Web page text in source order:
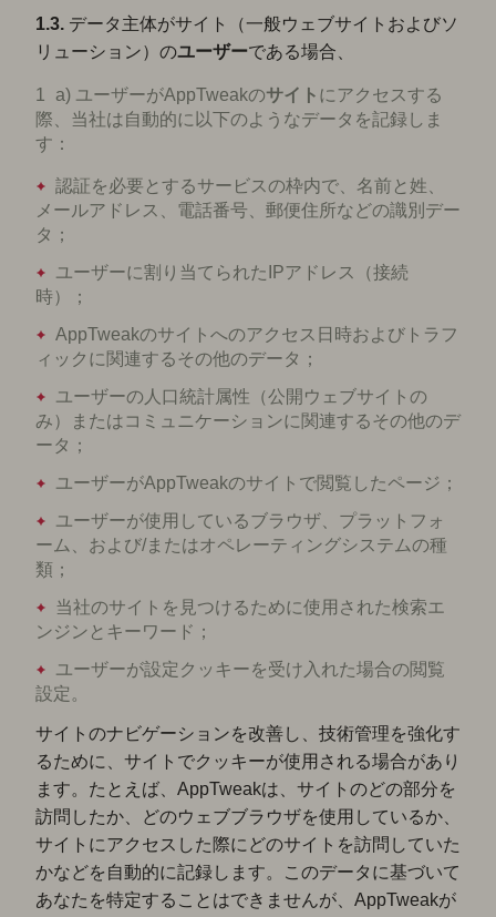
1.3. データ主体がサイト（一般ウェブサイトおよびソ
リューション）のユーザーである場合、
a) ユーザーがAppTweakのサイト にアクセスする
際、当社は自動的に以下のようなデータを記録しま
す：
認証を必要とするサービスの枠内で、名前と姓、
メールアドレス、電話番号、郵便住所などの識別デー
タ；
ユーザーに割り当てられたIPアドレス（接続
時）；
AppTweakのサイトへのアクセス日時およびトラフ
ィックに関連するその他のデータ；
ユーザーの人口統計属性（公開ウェブサイトの
み）またはコミュニケーションに関連するその他のデ
ータ；
ユーザーがAppTweakのサイトで閲覧したページ；
ユーザーが使用しているブラウザ、プラットフォ
ーム、および/またはオペレーティングシステムの種
類；
当社のサイトを見つけるために使用された検索エ
ンジンとキーワード；
ユーザーが設定クッキーを受け入れた場合の閲覧
設定。
サイトのナビゲーションを改善し、技術管理を強化す
るために、サイトでクッキーが使用される場合があり
ます。たとえば、AppTweakは、サイトのどの部分を
訪問したか、どのウェブブラウザを使用しているか、
サイトにアクセスした際にどのサイトを訪問していた
かなどを自動的に記録します。このデータに基づいて
あなたを特定することはできませんが、AppTweakが